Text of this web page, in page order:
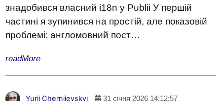
знадобився власний i18n у Publii У першій
частині я зупинився на простій, але показовій
проблемі: англомовний пост…
readMore
Yurii Cherniievskyi 31 січня 2026 14:12:57